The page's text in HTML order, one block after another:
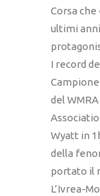
Corsa
ultimi
I record
del
Wyatt in
della
portato il
L’Ivrea-